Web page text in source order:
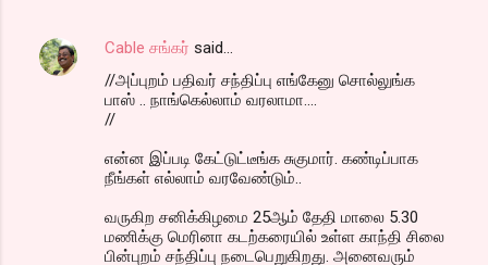
Cable சங்கர் said…
//அப்புறம் பதிவர் சந்திப்பு எங்கேனு சொல்லுங்க
பாஸ் .. நாங்கெல்லாம் வரலாமா....
//
என்ன இப்படி கேட்டுட்டீங்க சுகுமார். கண்டிப்பாக
நீங்கள் எல்லாம் வரவேண்டும்..
வருகிற சனிக்கிழமை 25ஆம் தேதி மாலை 5.30
மணிக்கு மெரினா கடற்கரையில் உள்ள காந்தி சிலை
பின்புறம் சந்திப்பு நடைபெறுகிறது. அனைவரும்